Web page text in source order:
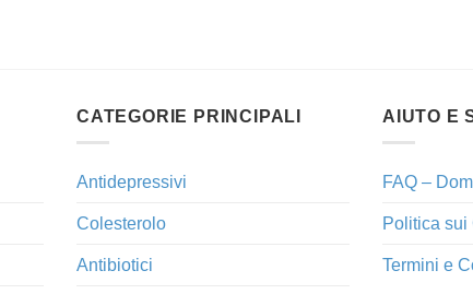
CATEGORIE PRINCIPALI
Antidepressivi
Colesterolo
Antibiotici
AIUTO E
FAQ –
Politica sui
Termini e